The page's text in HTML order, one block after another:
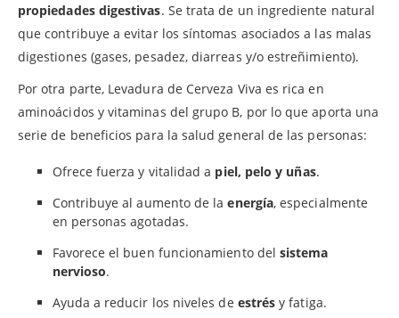
propiedades digestivas. Se trata de un ingrediente natural
que contribuye a evitar los síntomas asociados a las malas
digestiones (gases, pesadez, diarreas y/o estreñimiento).
Por otra parte, Levadura de Cerveza Viva es rica en
aminoácidos y vitaminas del grupo B, por lo que aporta una
serie de beneficios para la salud general de las personas:
Ofrece fuerza y vitalidad a piel, pelo y uñas.
Contribuye al aumento de laenergía, especialmente
en personas agotadas.
Favorece el buen funcionamiento delsistema
nervioso.
Ayuda a reducir los niveles de estrés y fatiga.